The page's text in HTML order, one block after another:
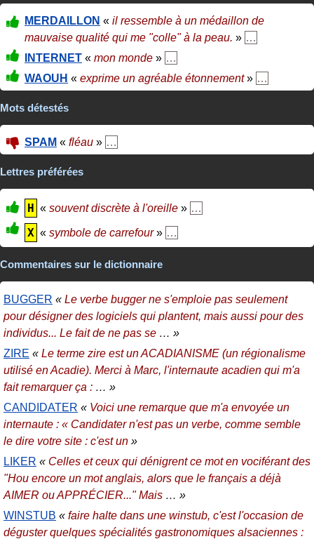
MERDAILLON « il ressemble à un médaillon de
mauvaise qualité qui me "colle" à la peau. » …
INTERNET « mon monde » …
WAOUH « exprime un agréable étonnement» …
Mots détestés
SPAM « fléau » …
Lettres préférées
H « souvent discrète à l'oreille » …
X « symbole de carrefour» …
Commentaires sur le dictionnaire
BUGGER « Le verbe bugger ne s'emploie pas seulement
pour désigner des logiciels qui plantent, mais aussi pour des
individus... Le fait de ne pas se … »
ZIRE « Le terme zire est un ACADIANISME (un régionalisme
utilisé en Acadie). Merci à Marc, l'internaute acadien qui m'a
fait remarquer ça : … »
CANDIDATER « Voici une remarque que m'a envoyée un
internaute : « Candidater n'est pas un verbe, comme semble
le dire votre site : c'est un »
LIKER « Celles et ceux qui dénigrent ce mot en vociférant des
"Hou encore un mot anglais, alors que le français a déjà
AIMER ou APPRÉCIER..." Mais … »
WINSTUB « faire halte dans une winstub, c'est l'occasion de
déguster quelques spécialités gastronomiques alsaciennes :